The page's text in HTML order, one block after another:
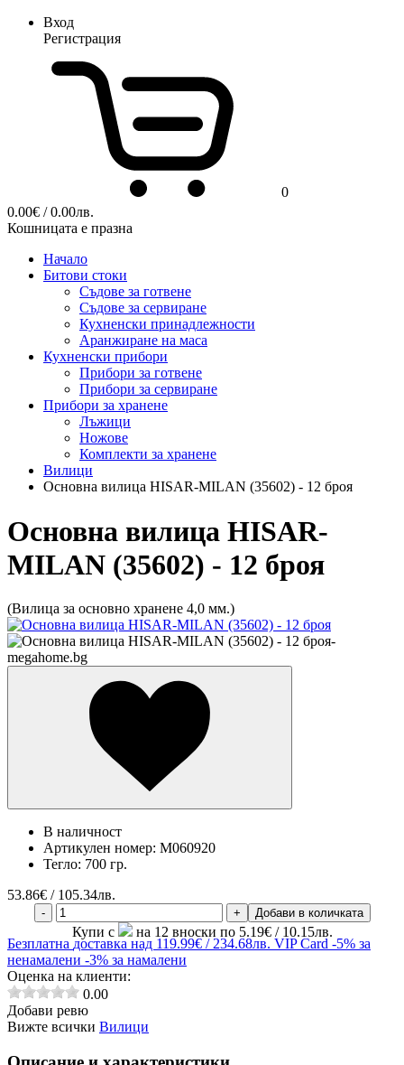
Вход
Регистрация
0
0.00€ / 0.00лв.
Кошницата е празна
Начало
Битови стоки
Съдове за готвене
Съдове за сервиране
Кухненски принадлежности
Аранжиране на маса
Кухненски прибори
Прибори за готвене
Прибори за сервиране
Прибори за хранене
Лъжици
Ножове
Комплекти за хранене
Вилици
Основна вилица HISAR-MILAN (35602) - 12 броя
Основна вилица HISAR-
MILAN (35602) - 12 броя
(Вилица за основно хранене 4,0 мм.)
В наличност
Артикулен номер: M060920
Тегло: 700 гр.
53.86€ / 105.34лв.
- + Добави в количката
Купи с на 12 вноски по 5.19€ / 10.15лв.
Безплатна доставка над 119.99€ / 234.68лв. VIP Card -5% за
ненамалени -3% за намалени
Оценка на клиенти:
0.00
Добави ревю
Вижте всички Вилици